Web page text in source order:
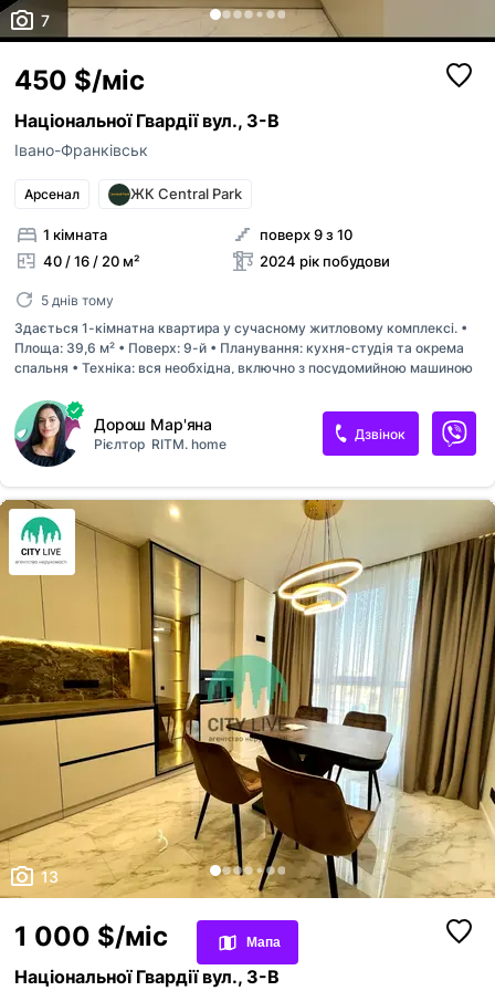
Переглянуті оголошення
7
450 $/міс
Національної Гвардії вул., 3-В
Івано-Франківськ
Арсенал ЖК Central Park
1 кімната
40 / 16 / 20 м²
поверх 9 з 10
2024 рік побудови
5 днів тому
Здається 1-кімнатна квартира у сучасному житловому комплексі. •
Площа: 39,6 м² • Поверх: 9-й • Планування: кухня-студія та окрема
спальня • Техніка: вся необхідна, включно з посудомийною машиною
гарний панорамний вид. Інфраструктура: поруч парк, школа, дитячий
садок, майданчик та магазин. Дозволено проживання з домашніми
тваринами.
Дорош Мар'яна
Рієлтор RITM. home
Дзвінок
13
1 000 $/міс
Національної Гвардії вул., 3-В
Мапа